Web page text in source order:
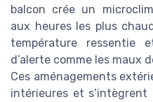
balcon crée un
aux heures les plus
température ressentie
d’alerte comme les maux
Ces aménagements
intérieures et